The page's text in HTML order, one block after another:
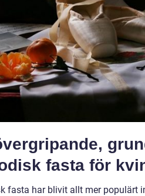
fasta för
fasta har blivit allt mer populärt